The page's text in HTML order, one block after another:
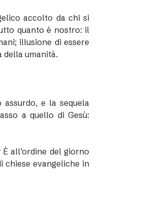
accolto da chi si
quanto è nostro: il
illusione di essere
della umanità.
e la sequela
a quello di Gesù:
all’ordine del giorno
chiese evangeliche in